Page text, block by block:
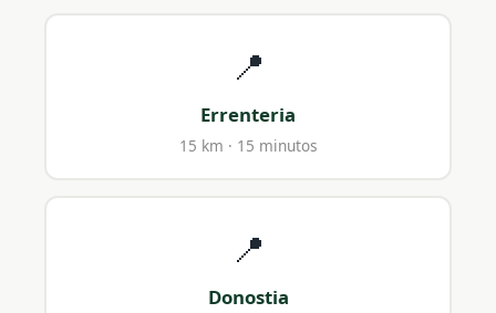
📍
Errenteria
15 km · 15 minutos
📍
Donostia